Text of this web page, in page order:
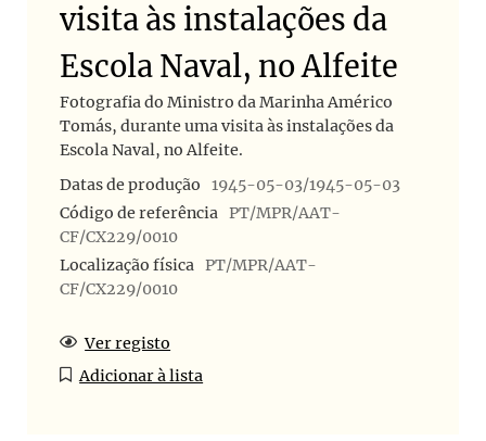
visita às instalações da
Escola Naval, no Alfeite
Fotografia do Ministro da Marinha Américo
Tomás, durante uma visita às instalações da
Escola Naval, no Alfeite.
Datas de produção
1945-05-03/1945-05-03
Código de referência PT/MPR/AAT-
CF/CX229/0010
Localização física PT/MPR/AAT-
CF/CX229/0010
Ver registo
Adicionar à lista